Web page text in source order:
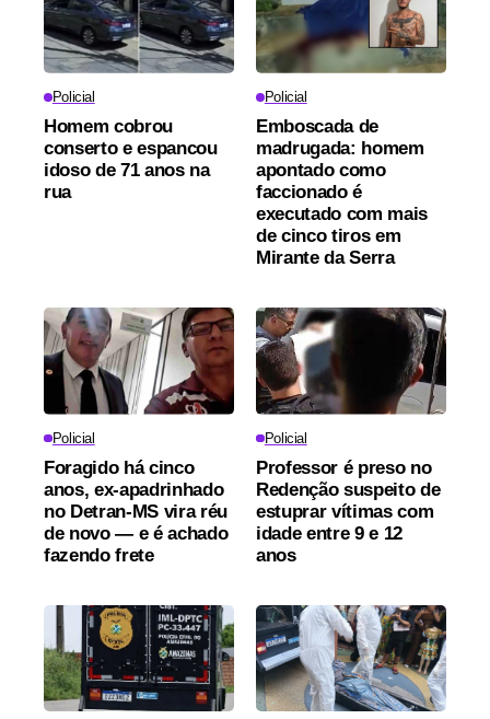
Policial
Homem cobrou
conserto e espancou
idoso de 71 anos na
rua
Policial
Emboscada de
madrugada: homem
apontado como
faccionado é
executado com mais
de cinco tiros em
Mirante da Serra
Policial
Foragido há cinco
anos, ex-apadrinhado
no Detran-MS vira réu
de novo — e é achado
fazendo frete
Policial
Professor é preso no
Redenção suspeito de
estuprar vítimas com
idade entre 9 e 12
anos